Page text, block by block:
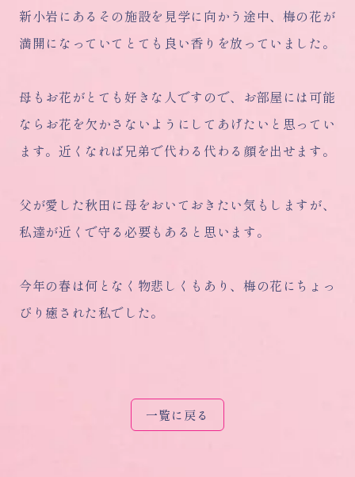
新小岩にあるその施設を見学に向かう途中、梅の花が
満開になっていてとても良い香りを放っていました。
母もお花がとても好きな人ですので、お部屋には可能
ならお花を欠かさないようにしてあげたいと思ってい
ます。近くなれば兄弟で代わる代わる顔を出せます。
父が愛した秋田に母をおいておきたい気もしますが、
私達が近くで守る必要もあると思います。
今年の春は何となく物悲しくもあり、梅の花にちょっ
ぴり癒された私でした。
一覧に戻る